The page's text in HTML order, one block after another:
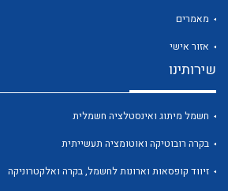
מאמרים
אזור אישי
שירותינו
חשמל מיתוג ואינסטלציה חשמלית
בקרה רובוטיקה ואוטומציה תעשייתית
זיווד קופסאות וארונות לחשמל, בקרה ואלקטרוניקה